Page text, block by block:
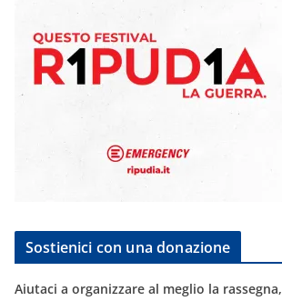
Sostienici con una donazione
Aiutaci a organizzare al meglio la rassegna,